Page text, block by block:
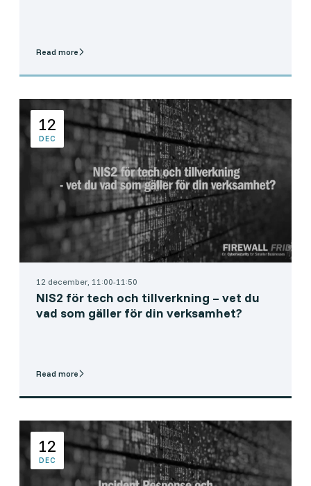
Read more
12
DEC
12 december, 11:00-11:50
NIS2 för tech och tillverkning – vet du
vad som gäller för din verksamhet?
Read more
12
DEC